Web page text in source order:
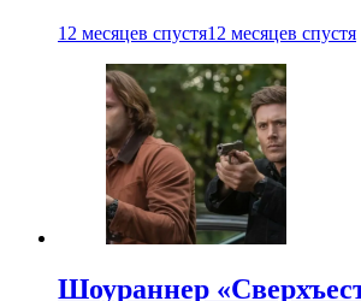
12 месяцев спустя12 месяцев спустя
Шоураннер